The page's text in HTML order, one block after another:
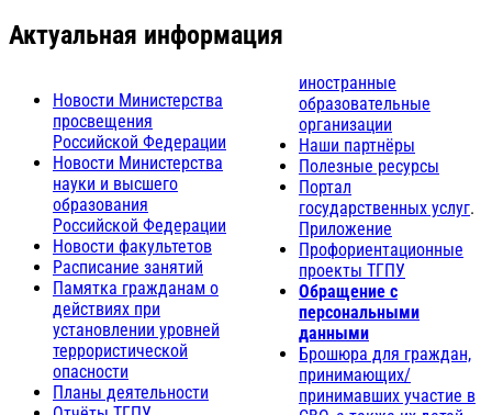
Актуальная информация
Новости Министерства
просвещения
Российской Федерации
Новости Министерства
науки и высшего
образования
Российской Федерации
Новости факультетов
Расписание занятий
Памятка гражданам о
действиях при
установлении уровней
террористической
опасности
Планы деятельности
иностранные
образовательные
организации
Наши партнёры
Полезные ресурсы
Портал
государственных услуг.
Приложение
Профориентационные
проекты ТГПУ
Обращение с
персональными
данными
Брошюра для граждан,
принимающих/
принимавших участие в